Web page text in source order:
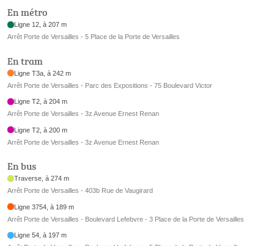
En métro
Ligne 12, à 207 m
Arrêt Porte de Versailles - 5 Place de la Porte de Versailles
En tram
Ligne T3a, à 242 m
Arrêt Porte de Versailles - Parc des Expositions - 75 Boulevard Victor
Ligne T2, à 204 m
Arrêt Porte de Versailles - 3z Avenue Ernest Renan
Ligne T2, à 200 m
Arrêt Porte de Versailles - 3z Avenue Ernest Renan
En bus
Traverse, à 274 m
Arrêt Porte de Versailles - 403b Rue de Vaugirard
Ligne 3754, à 189 m
Arrêt Porte de Versailles - Boulevard Lefebvre - 3 Place de la Porte de Versailles
Ligne 54, à 197 m